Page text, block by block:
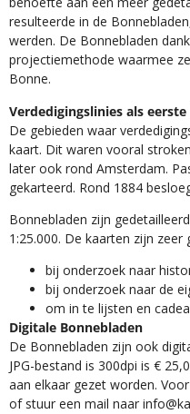
resulteerde in de
werden. De Bonnebladen
projectiemethode waarmee
Bonne.
Verdedigingslinies als
De gebieden waar
kaart. Dit waren vooral
later ook rond Amsterdam.
gekarteerd. Rond 1884
Bonnebladen zijn
1:25.000. De kaarten zijn zeer
​bij onderzoek naar
bij onderzoek naar de
om in te lijsten en
Digitale Bonnebladen
De Bonnebladen zijn ook
JPG-bestand is 300dpi is €
aan elkaar gezet worden.
of stuur een mail naar